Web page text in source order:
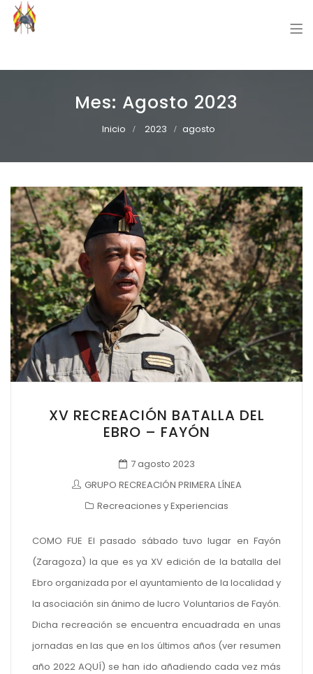
Mes: Agosto 2023
Inicio 2023 agosto
XV RECREACIÓN BATALLA DEL
EBRO – FAYÓN
7 agosto 2023
GRUPO RECREACIÓN PRIMERA LÍNEA
Recreaciones y Experiencias
COMO FUE El pasado sábado tuvo lugar en Fayón
(Zaragoza) la que es ya XV edición de la batalla del
Ebro organizada por el ayuntamiento de la localidad y
la asociación sin ánimo de lucro Voluntarios de Fayón.
Dicha recreación se encuentra encuadrada en unas
jornadas en las que en los últimos años (ver resumen
año 2022 AQUÍ) se han ido añadiendo cada vez más